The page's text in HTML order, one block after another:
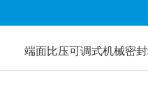
端面比压可调式机械密封